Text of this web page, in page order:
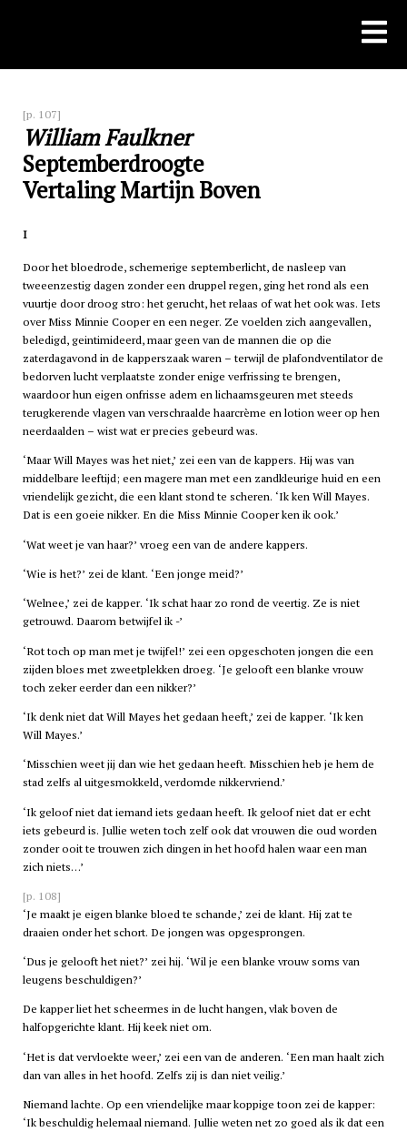
[p. 107]
William Faulkner
Septemberdroogte
Vertaling Martijn Boven
I
Door het bloedrode, schemerige septemberlicht, de nasleep van
tweeenzestig dagen zonder een druppel regen, ging het rond als een
vuurtje door droog stro: het gerucht, het relaas of wat het ook was. Iets
over Miss Minnie Cooper en een neger. Ze voelden zich aangevallen,
beledigd, geintimideerd, maar geen van de mannen die op die
zaterdagavond in de kapperszaak waren – terwijl de plafondventilator de
bedorven lucht verplaatste zonder enige verfrissing te brengen,
waardoor hun eigen onfrisse adem en lichaamsgeuren met steeds
terugkerende vlagen van verschraalde haarcrème en lotion weer op hen
neerdaalden – wist wat er precies gebeurd was.
‘Maar Will Mayes was het niet,’ zei een van de kappers. Hij was van
middelbare leeftijd; een magere man met een zandkleurige huid en een
vriendelijk gezicht, die een klant stond te scheren. ‘Ik ken Will Mayes.
Dat is een goeie nikker. En die Miss Minnie Cooper ken ik ook.’
‘Wat weet je van haar?’ vroeg een van de andere kappers.
‘Wie is het?’ zei de klant. ‘Een jonge meid?’
‘Welnee,’ zei de kapper. ‘Ik schat haar zo rond de veertig. Ze is niet
getrouwd. Daarom betwijfel ik -’
‘Rot toch op man met je twijfel!’ zei een opgeschoten jongen die een
zijden bloes met zweetplekken droeg. ‘Je gelooft een blanke vrouw
toch zeker eerder dan een nikker?’
‘Ik denk niet dat Will Mayes het gedaan heeft,’ zei de kapper. ‘Ik ken
Will Mayes.’
‘Misschien weet jij dan wie het gedaan heeft. Misschien heb je hem de
stad zelfs al uitgesmokkeld, verdomde nikkervriend.’
‘Ik geloof niet dat iemand iets gedaan heeft. Ik geloof niet dat er echt
iets gebeurd is. Jullie weten toch zelf ook dat vrouwen die oud worden
zonder ooit te trouwen zich dingen in het hoofd halen waar een man
zich niets…’
[p. 108]
‘Je maakt je eigen blanke bloed te schande,’ zei de klant. Hij zat te
draaien onder het schort. De jongen was opgesprongen.
‘Dus je gelooft het niet?’ zei hij. ‘Wil je een blanke vrouw soms van
leugens beschuldigen?’
De kapper liet het scheermes in de lucht hangen, vlak boven de
halfopgerichte klant. Hij keek niet om.
‘Het is dat vervloekte weer,’ zei een van de anderen. ‘Een man haalt zich
dan van alles in het hoofd. Zelfs zij is dan niet veilig.’
Niemand lachte. Op een vriendelijke maar koppige toon zei de kapper:
‘Ik beschuldig helemaal niemand. Jullie weten net zo goed als ik dat een